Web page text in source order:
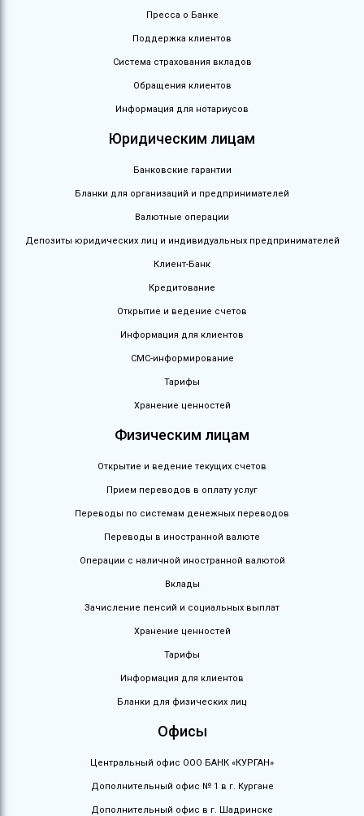
Пресса о Банке
Поддержка клиентов
Система страхования вкладов
Обращения клиентов
Информация для нотариусов
Юридическим лицам
Банковские гарантии
Бланки для организаций и предпринимателей
Валютные операции
Депозиты юридических лиц и индивидуальных предпринимателей
Клиент-Банк
Кредитование
Открытие и ведение счетов
Информация для клиентов
СМС-информирование
Тарифы
Хранение ценностей
Физическим лицам
Открытие и ведение текущих счетов
Прием переводов в оплату услуг
Переводы по системам денежных переводов
Переводы в иностранной валюте
Операции с наличной иностранной валютой
Вклады
Зачисление пенсий и социальных выплат
Хранение ценностей
Тарифы
Информация для клиентов
Бланки для физических лиц
Офисы
Центральный офис ООО БАНК «КУРГАН»
Дополнительный офис № 1 в г. Кургане
Дополнительный офис в г. Шадринске